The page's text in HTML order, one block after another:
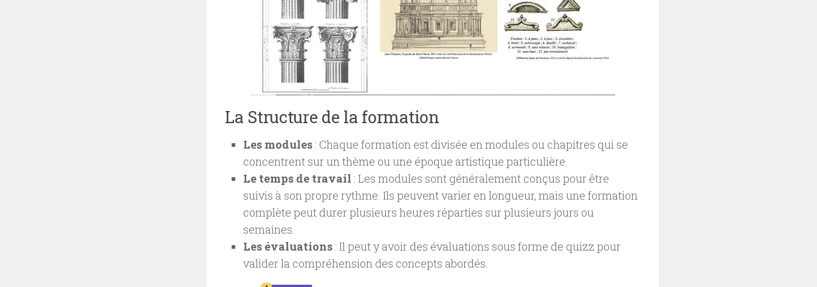
La Structure de la formation
Les modules : Chaque formation est divisée en modules ou chapitres qui se
concentrent sur un thème ou une époque artistique particulière.
Le temps de travail : Les modules sont généralement conçus pour être
suivis à son propre rythme. Ils peuvent varier en longueur, mais une formation
complète peut durer plusieurs heures réparties sur plusieurs jours ou
semaines.
Les évaluations : Il peut y avoir des évaluations sous forme de quizz pour
valider la compréhension des concepts abordés.